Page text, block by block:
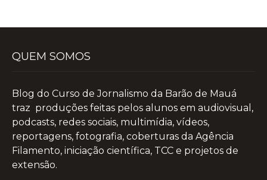
QUEM SOMOS
Blog do Curso de Jornalismo da Barão de Mauá
traz produções feitas pelos alunos em audiovisual,
podcasts, redes sociais, multimídia, vídeos,
reportagens, fotografia, coberturas da Agência
Filamento, iniciação científica, TCC e projetos de
extensão.